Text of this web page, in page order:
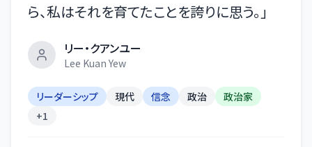
ら、私はそれを育てたことを誇りに思う。 」
リー・クアンユー
Lee Kuan Yew
リーダーシップ 現代 信念 政治
政治家
+1